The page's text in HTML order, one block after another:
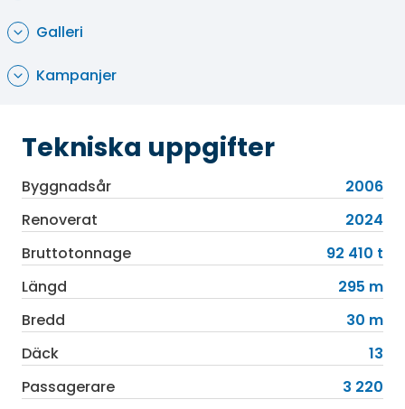
Galleri
Kampanjer
Tekniska uppgifter
Byggnadsår
2006
Renoverat
2024
Bruttotonnage
92 410 t
Längd
295 m
Bredd
30 m
Däck
13
Passagerare
3 220